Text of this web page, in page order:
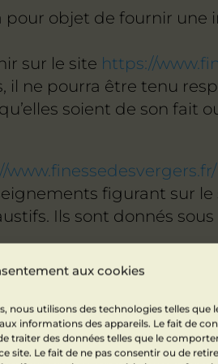
aux cookies
nous utilisons des technologies telles que
informations des appareils. Le fait de
traiter des données telles que le
site. Le fait de ne pas consentir ou de
pour objet de fournir une
sur le site https://
il ne pourra être tenu
soient de son fait
www.finessedesvergers.fr/
figurant sur le
Ils sont donnés
matériels liés